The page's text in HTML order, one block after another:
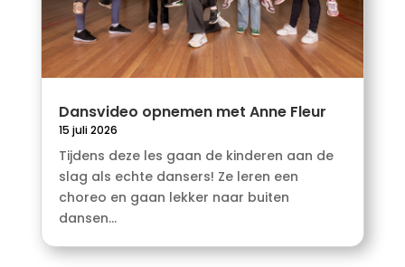
Dansvideo opnemen met Anne Fleur
15 juli 2026
Tijdens deze les gaan de kinderen aan de
slag als echte dansers! Ze leren een
choreo en gaan lekker naar buiten
dansen...